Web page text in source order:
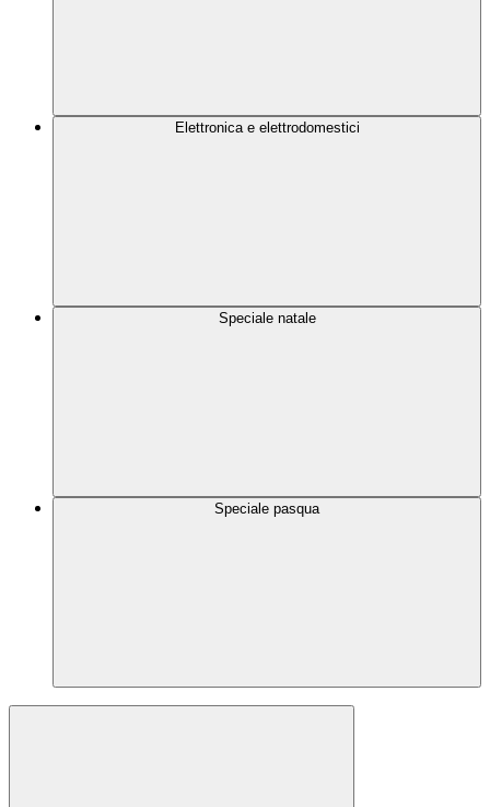
Elettronica e elettrodomestici
Speciale natale
Speciale pasqua